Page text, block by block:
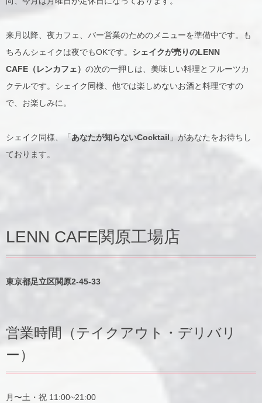
来月以降、夜カフェ、バー営業のためのメニューを準備中です。も
ちろんシェイクは夜でもOKです。 シェイクが売りのLENN
CAFE（レンカフェ） の次の一押しは、美味しい料理とフルーツカ
クテルです。シェイク同様、他では楽しめないお酒と料理ですの
で、お楽しみに。
シェイク同様、「 あなたが知らないCocktail 」があなたをお待ちし
ております。
LENN CAFE関原工場店
東京都足立区関原2-45-33
営業時間（テイクアウト・デリバリ
ー）
月〜土・祝 11:00~21:00